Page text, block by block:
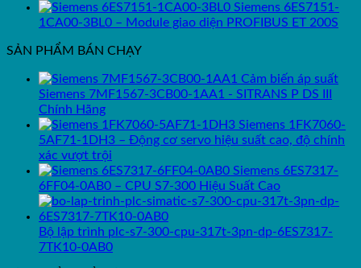
Siemens 6ES7151-
1CA00-3BL0 – Module giao diện PROFIBUS ET 200S
SẢN PHẨM BÁN CHẠY
Cảm biến áp suất
Siemens 7MF1567-3CB00-1AA1 - SITRANS P DS III
Chính Hãng
Siemens 1FK7060-
5AF71-1DH3 – Động cơ servo hiệu suất cao, độ chính
xác vượt trội
Siemens 6ES7317-
6FF04-0AB0 – CPU S7-300 Hiệu Suất Cao
Bộ lập trình plc-s7-300-cpu-317t-3pn-dp-6ES7317-
7TK10-0AB0